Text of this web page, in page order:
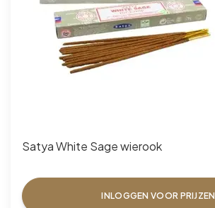
Satya White Sage wierook
INLOGGEN VOOR PRIJZEN